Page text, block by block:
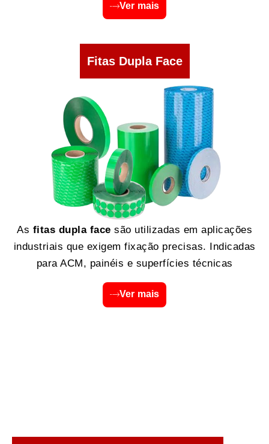
Ver mais
Fitas Dupla Face
As fitas dupla face são utilizadas em aplicações
industriais que exigem fixação precisas. Indicadas
para ACM, painéis e superfícies técnicas
Ver mais